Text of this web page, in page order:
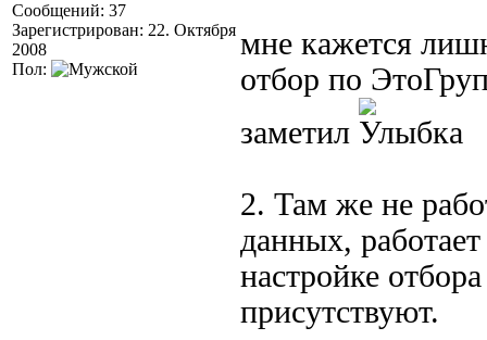
Сообщений: 37
Зарегистрирован: 22. Октября
2008
Пол:
мне кажется
отбор по
заметил
2. Там же не
данных,
настройке
присутствуют.